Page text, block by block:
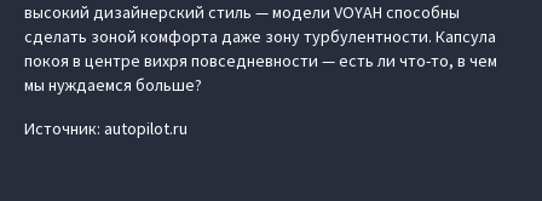
высокий дизайнерский стиль — модели VOYAH способны
сделать зоной комфорта даже зону турбулентности. Капсула
покоя в центре вихря повседневности — есть ли что-то, в чем
мы нуждаемся больше?
Источник: autopilot.ru